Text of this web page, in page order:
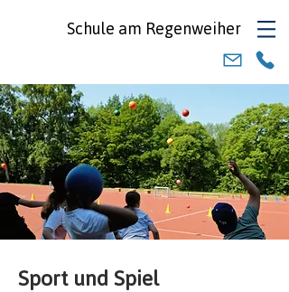
Schule am Regenweiher
Sport und Spiel